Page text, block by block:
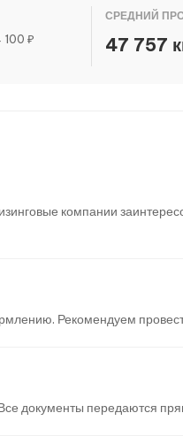
₽
СРЕДНИЙ
47 757
компании
Рекомендуем
документы передаются